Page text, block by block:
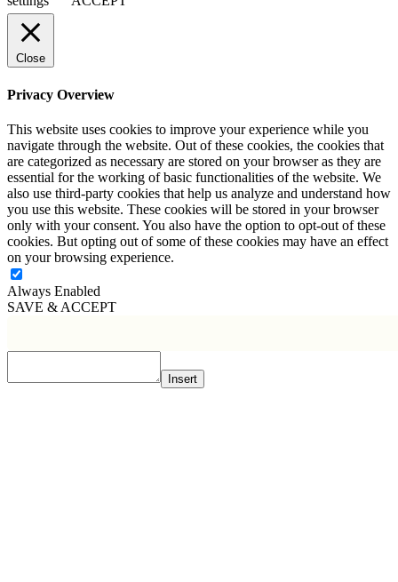
Close
Privacy Overview
This website uses cookies to improve your experience while you
navigate through the website. Out of these cookies, the cookies that
are categorized as necessary are stored on your browser as they are
essential for the working of basic functionalities of the website. We
also use third-party cookies that help us analyze and understand how
you use this website. These cookies will be stored in your browser
only with your consent. You also have the option to opt-out of these
cookies. But opting out of some of these cookies may have an effect
on your browsing experience.
Always Enabled
SAVE & ACCEPT
Insert